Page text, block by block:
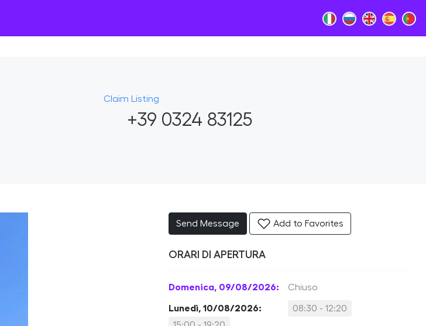
Claim Listing
+39 0324 83125
Send Message Add to Favorites
ORARI DI APERTURA
Domenica, 09/08/2026: Chiuso
Lunedì, 10/08/2026:
08:30 - 12:20